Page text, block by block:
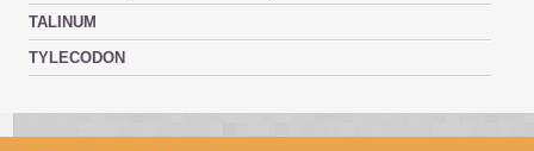
TALINUM
TYLECODON